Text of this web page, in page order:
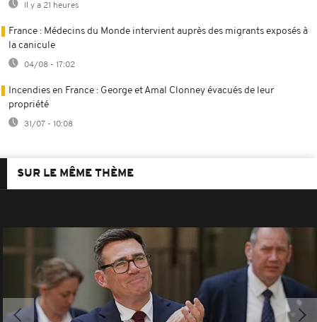
Il y a 21 heures
France : Médecins du Monde intervient auprès des migrants exposés à
la canicule
04/08 - 17:02
Incendies en France : George et Amal Clonney évacués de leur
propriété
31/07 - 10:08
SUR LE MÊME THÈME